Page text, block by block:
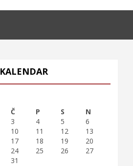
KALENDAR
Č P S
N
3 4 5
6
10 11 12
13
17 18 19
20
24 25 26
27
31